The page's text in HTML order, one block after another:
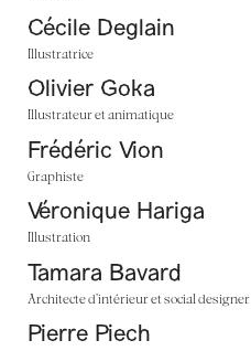
Cécile Deglain
Illustratrice
Olivier Goka
Illustrateur et animatique
Frédéric Vion
Graphiste
Véronique Hariga
Illustration
Tamara Bavard
Architecte d’intérieur et social designer
Pierre Piech